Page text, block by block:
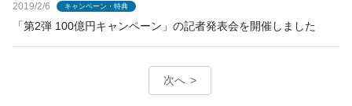
2019/2/6 キャンペーン・特典
「第2弾 100億円キャンペーン」の記者発表会を開催しました
次へ